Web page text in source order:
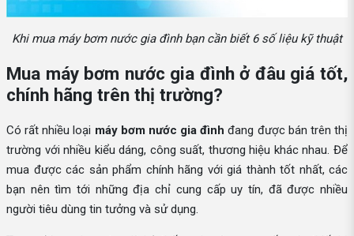
Khi mua máy bơm nước gia đình bạn cần biết 6 số liệu kỹ thuật
Mua máy bơm nước gia đình ở đâu giá tốt,
chính hãng trên thị trường?
Có rất nhiều loại máy bơm nước gia đình đang được bán trên thị
trường với nhiều kiểu dáng, công suất, thương hiệu khác nhau. Để
mua được các sản phẩm chính hãng với giá thành tốt nhất, các
bạn nên tìm tới những địa chỉ cung cấp uy tín, đã được nhiều
người tiêu dùng tin tưởng và sử dụng.